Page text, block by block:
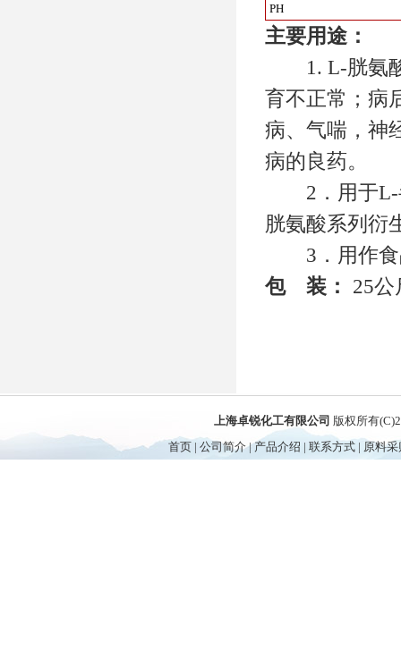
PH
主要用途：
1. L-胱氨酸
育不正常；病
病、气喘，神
病的良药。
2．用于L-
胱氨酸系列衍
3．用作食
包 装：
25
上海卓锐化工有限公司 版权所有
首页 |公司简介|产品介绍 |联系方式 | 原料采